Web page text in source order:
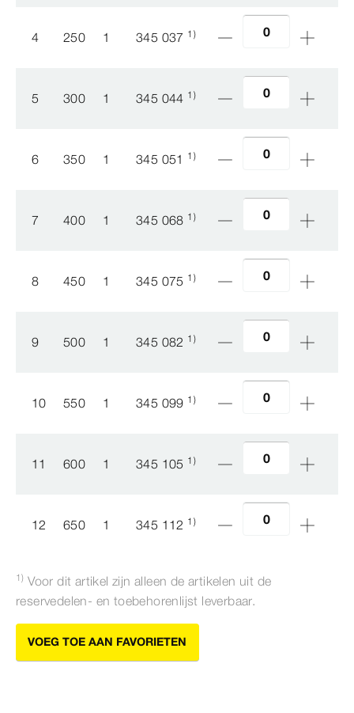
4 250 1 345 037 1)
5 300 1 345 044 1)
6 350 1 345 051 1)
7 400 1 345 068 1)
8 450 1 345 075 1)
9 500 1 345 082 1)
10 550 1 345 099 1)
11 600 1 345 105 1)
12 650 1 345 112 1)
1) Voor dit artikel zijn alleen de artikelen uit de
reservedelen- en toebehorenlijst leverbaar.
VOEG TOE AAN FAVORIETEN